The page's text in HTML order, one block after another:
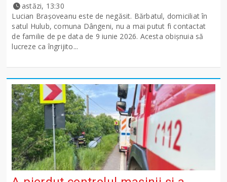
astăzi, 13:30
Lucian Brașoveanu este de negăsit. Bărbatul, domiciliat în
satul Hulub, comuna Dângeni, nu a mai putut fi contactat
de familie de pe data de 9 iunie 2026. Acesta obișnuia să
lucreze ca îngrijito...